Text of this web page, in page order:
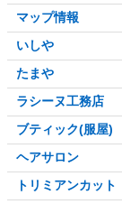
マップ情報
いしや
たまや
ラシーヌ工務店
ブティック(服屋)
ヘアサロン
トリミアンカット